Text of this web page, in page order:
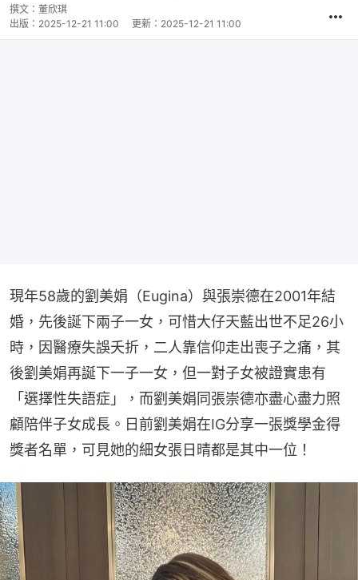
撰文： 董欣琪
出版： 2025-12-21 11:00 更新： 2025-12-21 11:00
現年58歲的劉美娟（Eugina）與張崇德在2001年結
婚，先後誕下兩子一女，可惜大仔天藍出世不足26小
時，因醫療失誤夭折，二人靠信仰走出喪子之痛，其
後劉美娟再誕下一子一女，但一對子女被證實患有
「選擇性失語症」，而劉美娟同張崇德亦盡心盡力照
顧陪伴子女成長。日前劉美娟在IG分享一張獎學金得
獎者名單，可見她的細女張日晴都是其中一位！